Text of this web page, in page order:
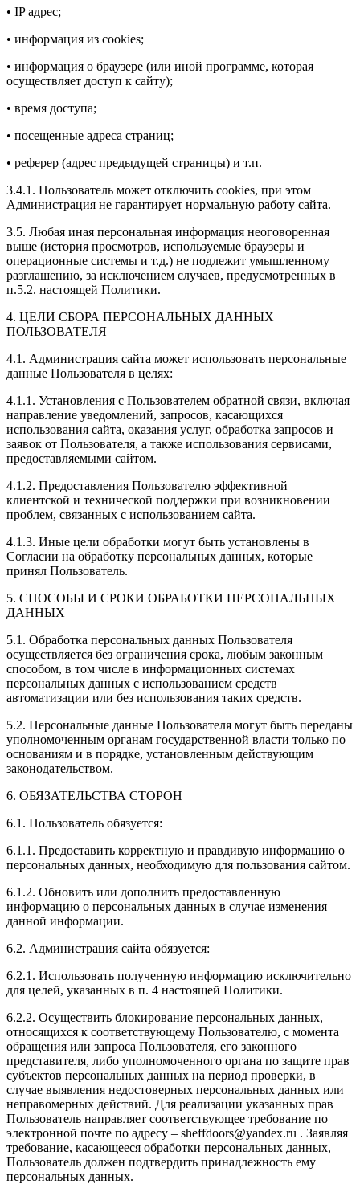
• IP адрес;
• информация из cookies;
• информация о браузере (или иной программе, которая
осуществляет доступ к сайту);
• время доступа;
• посещенные адреса страниц;
• реферер (адрес предыдущей страницы) и т.п.
3.4.1. Пользователь может отключить cookies, при этом
Администрация не гарантирует нормальную работу сайта.
3.5. Любая иная персональная информация неоговоренная
выше (история просмотров, используемые браузеры и
операционные системы и т.д.) не подлежит умышленному
разглашению, за исключением случаев, предусмотренных в
п.5.2. настоящей Политики.
4. ЦЕЛИ СБОРА ПЕРСОНАЛЬНЫХ ДАННЫХ
ПОЛЬЗОВАТЕЛЯ
4.1. Администрация сайта может использовать персональные
данные Пользователя в целях:
4.1.1. Установления с Пользователем обратной связи, включая
направление уведомлений, запросов, касающихся
использования сайта, оказания услуг, обработка запросов и
заявок от Пользователя, а также использования сервисами,
предоставляемыми сайтом.
4.1.2. Предоставления Пользователю эффективной
клиентской и технической поддержки при возникновении
проблем, связанных с использованием сайта.
4.1.3. Иные цели обработки могут быть установлены в
Согласии на обработку персональных данных, которые
принял Пользователь.
5. СПОСОБЫ И СРОКИ ОБРАБОТКИ ПЕРСОНАЛЬНЫХ
ДАННЫХ
5.1. Обработка персональных данных Пользователя
осуществляется без ограничения срока, любым законным
способом, в том числе в информационных системах
персональных данных с использованием средств
автоматизации или без использования таких средств.
5.2. Персональные данные Пользователя могут быть переданы
уполномоченным органам государственной власти только по
основаниям и в порядке, установленным действующим
законодательством.
6. ОБЯЗАТЕЛЬСТВА СТОРОН
6.1. Пользователь обязуется:
6.1.1. Предоставить корректную и правдивую информацию о
персональных данных, необходимую для пользования сайтом.
6.1.2. Обновить или дополнить предоставленную
информацию о персональных данных в случае изменения
данной информации.
6.2. Администрация сайта обязуется:
6.2.1. Использовать полученную информацию исключительно
для целей, указанных в п. 4 настоящей Политики.
6.2.2. Осуществить блокирование персональных данных,
относящихся к соответствующему Пользователю, с момента
обращения или запроса Пользователя, его законного
представителя, либо уполномоченного органа по защите прав
субъектов персональных данных на период проверки, в
случае выявления недостоверных персональных данных или
неправомерных действий. Для реализации указанных прав
Пользователь направляет соответствующее требование по
электронной почте по адресу – sheffdoors@yandex.ru . Заявляя
требование, касающееся обработки персональных данных,
Пользователь должен подтвердить принадлежность ему
персональных данных.